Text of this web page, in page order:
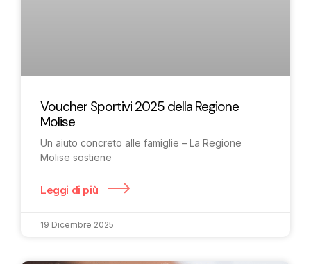
Voucher Sportivi 2025 della Regione
Molise
Un aiuto concreto alle famiglie – La Regione
Molise sostiene
Leggi di più
19 Dicembre 2025